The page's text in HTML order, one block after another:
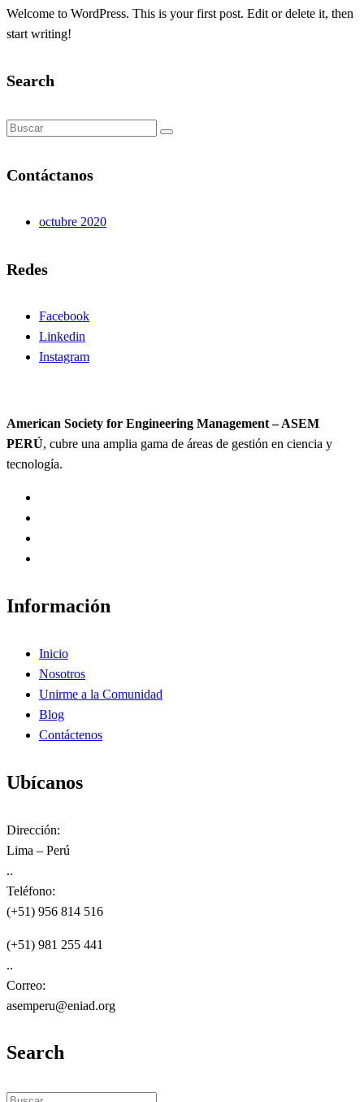
Welcome to WordPress. This is your first post. Edit or delete it, then
start writing!
Search
Contáctanos
octubre 2020
Redes
Facebook
Linkedin
Instagram
American Society for Engineering Management – ASEM
PERÚ, cubre una amplia gama de áreas de gestión en ciencia y
tecnología.
Información
Inicio
Nosotros
Unirme a la Comunidad
Blog
Contáctenos
Ubícanos
Dirección:
Lima – Perú
..
Teléfono:
(+51) 956 814 516
(+51) 981 255 441
..
Correo:
asemperu@eniad.org
Search